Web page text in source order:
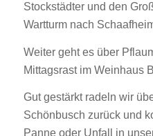
Stockstädter und den
Wartturm nach
Weiter geht es über
Mittagsrast im Weinhaus
Gut gestärkt radeln wir
Schönbusch zurück und
Panne oder Unfall in